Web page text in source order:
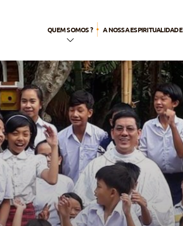
QUEM SOMOS ?
História
Irmãos
consagrados
Irmãs
consagradas
Casados ou
solteiros
leigos
Comunhão
dos estados
de vida
Membros de
Aliança
A NOSSA ESPIRITUALIDADE